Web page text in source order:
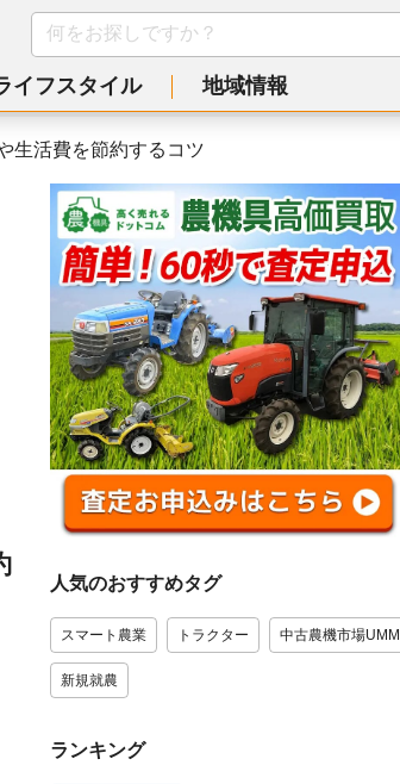
イフスタイル 地域情報
生活費を節約するコツ
人気のおすすめタグ
スマート農業 トラクター 中古農機市場UMM
新規就農
ランキング